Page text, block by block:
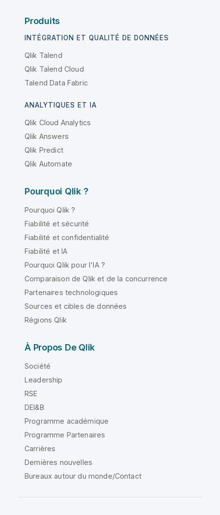
Produits
INTÉGRATION ET QUALITÉ DE DONNÉES
Qlik Talend
Qlik Talend Cloud
Talend Data Fabric
ANALYTIQUES ET IA
Qlik Cloud Analytics
Qlik Answers
Qlik Predict
Qlik Automate
Pourquoi Qlik ?
Pourquoi Qlik ?
Fiabilité et sécurité
Fiabilité et confidentialité
Fiabilité et IA
Pourquoi Qlik pour l'IA ?
Comparaison de Qlik et de la concurrence
Partenaires technologiques
Sources et cibles de données
Régions Qlik
À Propos De Qlik
Société
Leadership
RSE
DEI&B
Programme académique
Programme Partenaires
Carrières
Dernières nouvelles
Bureaux autour du monde/Contact